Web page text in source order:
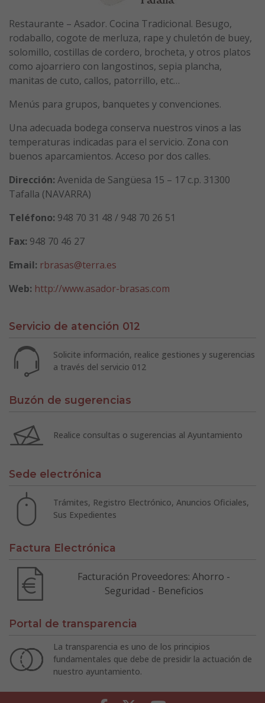
Restaurante – Asador. Cocina Tradicional. Besugo,
rodaballo, cogote de merluza, rape y chuletón de buey,
solomillo, costillas de cordero, brocheta, y otros platos
como ajoarriero con langostinos, sepia plancha,
manitas de cuto, callos, patorrillo, etc…
Menús para grupos, banquetes y convenciones.
Una adecuada bodega conserva nuestros vinos a las
temperaturas indicadas para el servicio. Zona con
buenos aparcamientos. Acceso por dos calles.
Dirección: Avenida de Sangüesa 15 – 17 c.p. 31300
Tafalla (NAVARRA)
Teléfono: 948 70 31 48 / 948 70 26 51
Fax: 948 70 46 27
Email: rbrasas@terra.es
Web: http://www.asador-brasas.com
Servicio de atención 012
Solicite información, realice gestiones y sugerencias
a través del servicio 012
Buzón de sugerencias
Realice consultas o sugerencias al Ayuntamiento
Sede electrónica
Trámites, Registro Electrónico, Anuncios Oficiales,
Sus Expedientes
Factura Electrónica
Facturación Proveedores: Ahorro -
Seguridad - Beneficios
Portal de transparencia
La transparencia es uno de los principios
fundamentales que debe de presidir la actuación de
nuestro ayuntamiento.